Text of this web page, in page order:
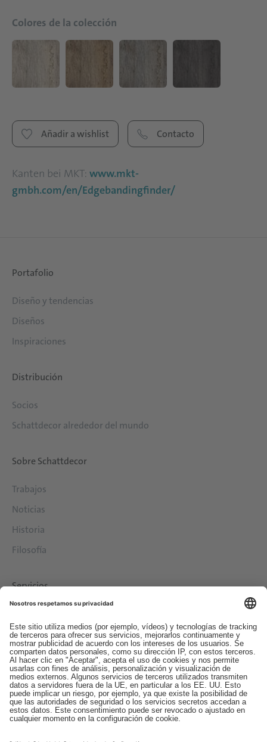
Colores de la colección
Añadir a wishlist Contacto
Kanten bei MKT: www.mkt-
gmbh.com/en/Edgebandingfinder/
Portafolio
Diseño y tendencias
Diseños
Inspiraciones
Distribución
Socios
Schattdecor alrededor del mundo
Sobre Schattdecor
Trabajos
Noticias
Historia
Filosofía
Servicios
Contacto
EDI